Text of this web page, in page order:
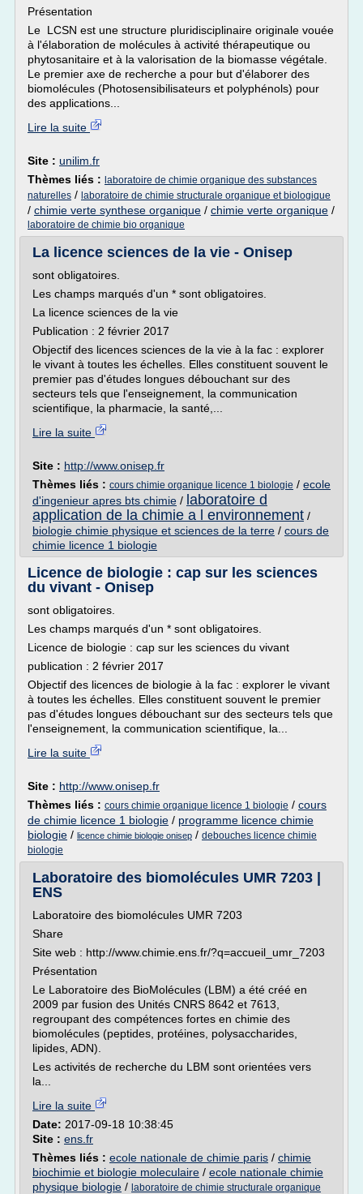
Présentation
Le LCSN est une structure pluridisciplinaire originale vouée
à l'élaboration de molécules à activité thérapeutique ou
phytosanitaire et à la valorisation de la biomasse végétale.
Le premier axe de recherche a pour but d'élaborer des
biomolécules (Photosensibilisateurs et polyphénols) pour
des applications...
Lire la suite
Site : unilim.fr
Thèmes liés : laboratoire de chimie organique des substances
naturelles / laboratoire de chimie structurale organique et biologique
/ chimie verte synthese organique / chimie verte organique /
laboratoire de chimie bio organique
La licence sciences de la vie - Onisep
sont obligatoires.
Les champs marqués d'un * sont obligatoires.
La licence sciences de la vie
Publication : 2 février 2017
Objectif des licences sciences de la vie à la fac : explorer
le vivant à toutes les échelles. Elles constituent souvent le
premier pas d'études longues débouchant sur des
secteurs tels que l'enseignement, la communication
scientifique, la pharmacie, la santé,...
Lire la suite
Site : http://www.onisep.fr
Thèmes liés : cours chimie organique licence 1 biologie / ecole
d'ingenieur apres bts chimie / laboratoire d
application de la chimie a l environnement /
biologie chimie physique et sciences de la terre / cours de
chimie licence 1 biologie
Licence de biologie : cap sur les sciences
du vivant - Onisep
sont obligatoires.
Les champs marqués d'un * sont obligatoires.
Licence de biologie : cap sur les sciences du vivant
publication : 2 février 2017
Objectif des licences de biologie à la fac : explorer le vivant
à toutes les échelles. Elles constituent souvent le premier
pas d'études longues débouchant sur des secteurs tels que
l'enseignement, la communication scientifique, la...
Lire la suite
Site : http://www.onisep.fr
Thèmes liés : cours chimie organique licence 1 biologie / cours
de chimie licence 1 biologie / programme licence chimie
biologie / licence chimie biologie onisep / debouches licence chimie
biologie
Laboratoire des biomolécules UMR 7203 |
ENS
Laboratoire des biomolécules UMR 7203
Share
Site web : http://www.chimie.ens.fr/?q=accueil_umr_7203
Présentation
Le Laboratoire des BioMolécules (LBM) a été créé en
2009 par fusion des Unités CNRS 8642 et 7613,
regroupant des compétences fortes en chimie des
biomolécules (peptides, protéines, polysaccharides,
lipides, ADN).
Les activités de recherche du LBM sont orientées vers
la...
Lire la suite
Date: 2017-09-18 10:38:45
Site : ens.fr
Thèmes liés : ecole nationale de chimie paris / chimie
biochimie et biologie moleculaire / ecole nationale chimie
physique biologie / laboratoire de chimie structurale organique